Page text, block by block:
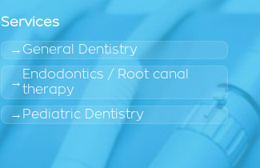
Services
General Dentistry
Endodontics / Root canal
therapy
Pediatric Dentistry